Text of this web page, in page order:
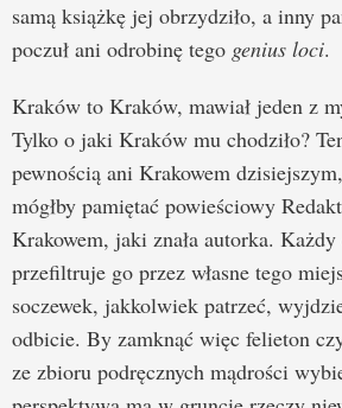
samą książkę jej obrzydziło, a inny
poczuł ani odrobinę tego genius loci.
Kraków to Kraków, mawiał jeden z
Tylko o jaki Kraków mu chodziło?
pewnością ani Krakowem
mógłby pamiętać powieściowy
Krakowem, jaki znała autorka.
przefiltruje go przez własne tego
soczewek, jakkolwiek patrzeć,
odbicie. By zamknąć więc felieton
ze zbioru podręcznych mądrości